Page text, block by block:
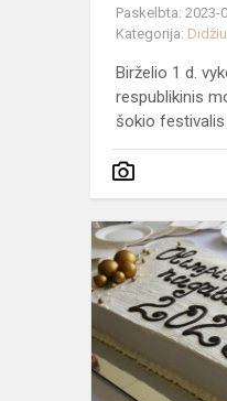
Paskelbta: 2023-
Kategorija:
Birželio 1 d.
respublikinis
šokio festivalis